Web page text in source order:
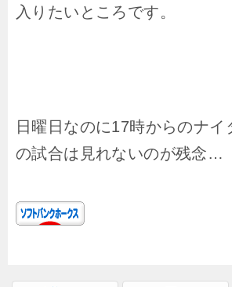
入りたいところです。
日曜日なのに17時からのナイ
の試合は見れないのが残念…